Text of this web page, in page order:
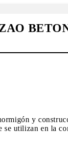
y
utilizan en la